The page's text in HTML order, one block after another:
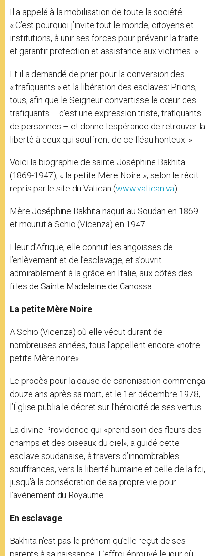
Il a appelé à la mobilisation de toute la société:
« C’est pourquoi j’invite tout le monde, citoyens et
institutions, à unir ses forces pour prévenir la traite
et garantir protection et assistance aux victimes. »
Et il a demandé de prier pour la conversion des
« trafiquants » et la libération des esclaves: Prions,
tous, afin que le Seigneur convertisse le cœur des
trafiquants – c’est une expression triste, trafiquants
de personnes – et donne l’espérance de retrouver la
liberté à ceux qui souffrent de ce fléau honteux. »
Voici la biographie de sainte Joséphine Bakhita
(1869-1947), « la petite Mère Noire », selon le récit
repris par le site du Vatican (www.vatican.va).
Mère Joséphine Bakhita naquit au Soudan en 1869
et mourut à Schio (Vicenza) en 1947.
Fleur d’Afrique, elle connut les angoisses de
l’enlèvement et de l’esclavage, et s’ouvrit
admirablement à la grâce en Italie, aux côtés des
filles de Sainte Madeleine de Canossa.
La petite Mère Noire
A Schio (Vicenza) où elle vécut durant de
nombreuses années, tous l’appellent encore «notre
petite Mère noire».
Le procès pour la cause de canonisation commença
douze ans après sa mort, et le 1er décembre 1978,
l’Église publia le décret sur l’héroïcité de ses vertus.
La divine Providence qui «prend soin des fleurs des
champs et des oiseaux du ciel», a guidé cette
esclave soudanaise, à travers d’innombrables
souffrances, vers la liberté humaine et celle de la foi,
jusqu’à la consécration de sa propre vie pour
l’avènement du Royaume.
En esclavage
Bakhita n’est pas le prénom qu’elle reçut de ses
parents à sa naissance. L’effroi éprouvé le jour où